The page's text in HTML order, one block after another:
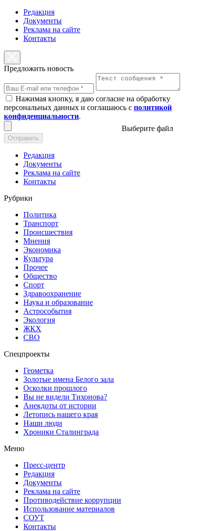
Редакция
Документы
Реклама на сайте
Контакты
Предложить новость
Нажимая кнопку, я даю согласие на обработку
персональных данных и соглашаюсь с политикой
конфиденциальности.
Выберите файл
Отправить
Редакция
Документы
Реклама на сайте
Контакты
Рубрики
Политика
Транспорт
Происшествия
Мнения
Экономика
Культура
Прочее
Общество
Спорт
Здравоохранение
Наука и образование
Астрособытия
Экология
ЖКХ
СВО
Спецпроекты
Геометка
Золотые имена Белого зала
Осколки прошлого
Вы не видели Тихонова?
Анекдоты от истории
Летопись нашего края
Наши люди
Хроники Сталинграда
Меню
Пресс-центр
Редакция
Документы
Реклама на сайте
Противодействие коррупции
Использование материалов
СОУТ
Контакты